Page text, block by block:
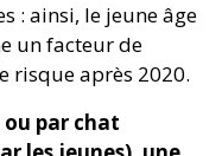
: ainsi, le jeune âge
un facteur de
risque après 2020.
ou par chat